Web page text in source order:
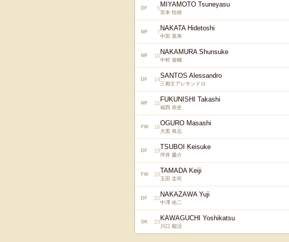
DF 5MIYAMOTO Tsuneyasu
宮本 恒靖
MF 7NAKATA Hidetoshi
中田 英寿
MF 10NAKAMURA Shunsuke
中村 俊輔
DF 14SANTOS Alessandro
三都主アレサンドロ
MF 15FUKUNISHI Takashi
福西 崇史
FW 16OGURO Masashi
大黒 将志
DF 19TSUBOI Keisuke
坪井 慶介
FW 20TAMADA Keiji
玉田 圭司
DF 22NAKAZAWA Yuji
中澤 佑二
GK 23KAWAGUCHI Yoshikatsu
川口 能活